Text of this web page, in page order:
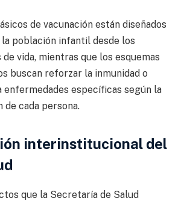
de vacunación están diseñados
población infantil desde los
vida, mientras que los esquemas
buscan reforzar la inmunidad o
específicas según la
de cada persona.
interinstitucional del
que la Secretaría de Salud